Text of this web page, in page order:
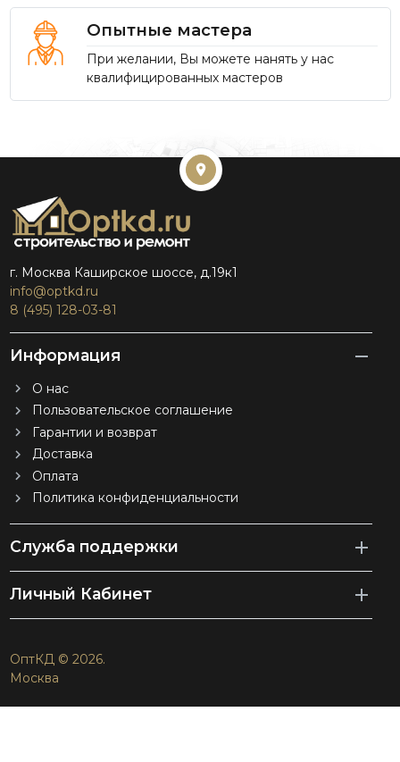
Опытные мастера
При желании, Вы можете нанять у нас
квалифицированных мастеров
г. Москва Каширское шоссе, д.19к1
info@optkd.ru
8 (495) 128-03-81
Информация
О нас
Пользовательское соглашение
Гарантии и возврат
Доставка
Оплата
Политика конфиденциальности
Служба поддержки
Личный Кабинет
ОптКД © 2026.
Москва